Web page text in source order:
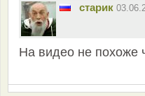
старик
На видео не похоже